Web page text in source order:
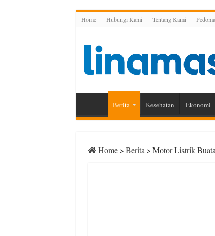
Home Hubungi Kami Tentang Kami
Berita Kesehatan Ekonomi
Home >Berita >Motor Listrik